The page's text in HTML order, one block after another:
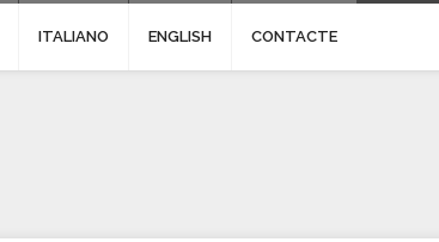
ITALIANO ENGLISH CONTACTE